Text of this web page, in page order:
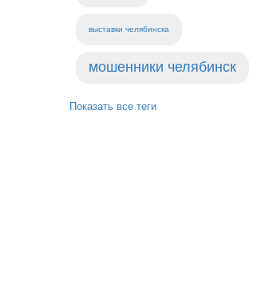
выставки челябинска
мошенники челябинск
Показать все теги